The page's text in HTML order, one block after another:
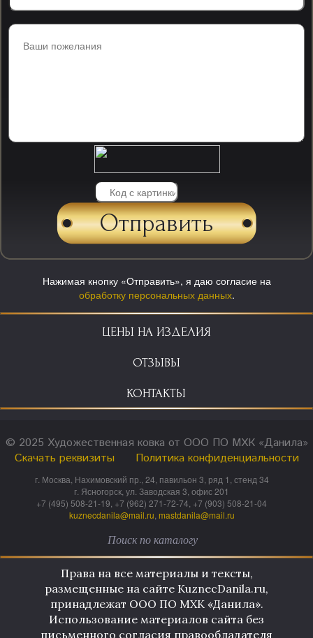
Нажимая кнопку «Отправить», я даю согласие на
обработку персональных данных.
ЦЕНЫ НА ИЗДЕЛИЯ
ОТЗЫВЫ
КОНТАКТЫ
© 2025 Художественная ковка от ООО ПО МХК «Данила»
Скачать реквизиты
Политика конфиденциальности
г. Москва, Нахимовский пр., 24, павильон 3, ряд 1, стенд 34
г. Ясногорск, ул. Заводская 3, офис 201
+7 (495) 508-21-19, +7 (962) 271-72-74, +7 (903) 508-21-04
kuznecdanila@mail.ru mastdanila@mail.ru
Права на все материалы и тексты,
размещенные на сайте KuznecDanila.ru,
принадлежат ООО ПО МХК «Данила».
Использование материалов сайта без
письменного согласия правообладателя